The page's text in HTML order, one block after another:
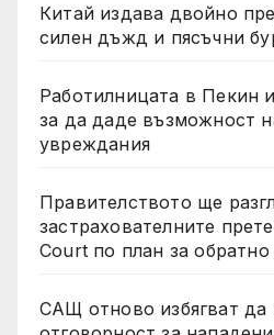
Китай издава двойно
силен дъжд и пясъчни
Работилницата в Пекин
за да даде възможност
увреждания
Правителството ще
застрахователните
Court по план за
САЩ отново избягват да